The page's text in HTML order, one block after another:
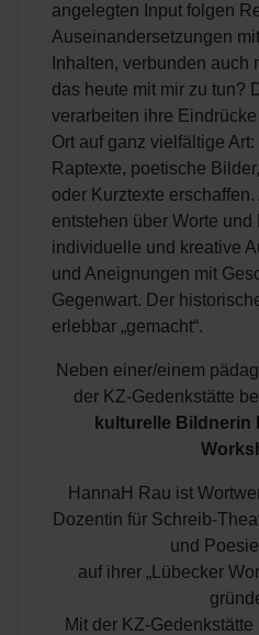
angelegten Input folgen
Auseinandersetzungen
Inhalten, verbunden auch
das heute mit mir zu tun?
verarbeiten ihre
Ort auf ganz vielfältige
Raptexte, poetische
oder Kurztexte
entstehen über Worte
individuelle und kreative
und Aneignungen mit
Gegenwart. Der
erlebbar „gemacht“.
Neben einer/einem
der KZ-Gedenkstätte
kulturelle Bildnerin
HannaH Rau ist
Dozentin für Schreib-
und
auf ihrer „Lübecker
Mit der KZ-